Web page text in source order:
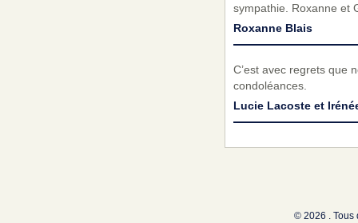
sympathie. Roxanne et
Roxanne Blais
C’est avec regrets que
condoléances.
Lucie Lacoste et
© 2026 . Tous